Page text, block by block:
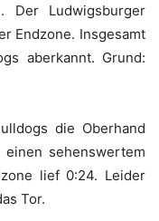
Der Ludwigsburger
Endzone. Insgesamt
aberkannt. Grund:
die Oberhand
sehenswertem
lief 0:24. Leider
Tor.